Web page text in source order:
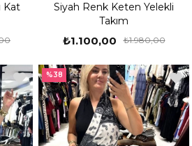
Kat
Siyah Renk Keten Yelekli
Takım
₺1.100,00 ₺1.980,00
%38